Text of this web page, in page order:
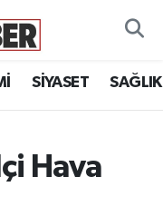
SİYASET SAĞLIK
Hava